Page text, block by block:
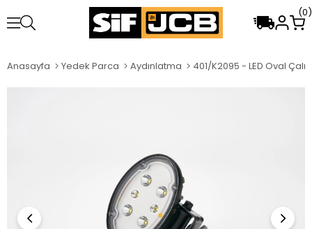
0
Anasayfa Yedek Parca Aydınlatma 401/K2095 - LED Oval